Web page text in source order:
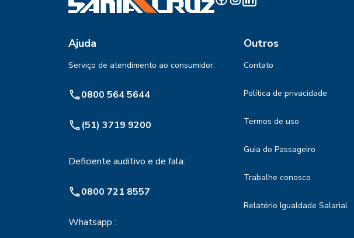
Ajuda
Serviço de atendimento ao consumidor:
0800 564 5644
(51) 3719 9200
Deficiente auditivo e de fala:
0800 721 8557
Whatsapp :
Outros
Contato
Política de privacidade
Termos de uso
Guia do Passageiro
Trabalhe conosco
Relatório Igualdade Salarial